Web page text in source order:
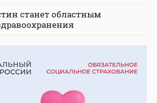
станет областным